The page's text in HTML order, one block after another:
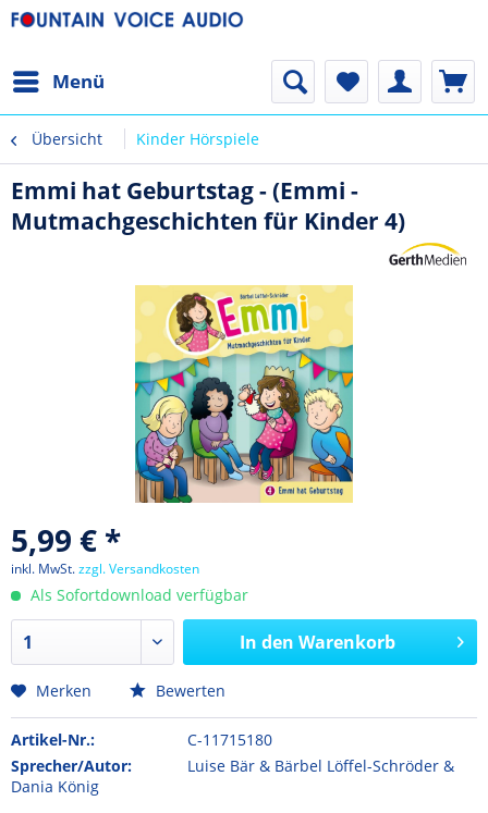
Menü
Übersicht Kinder Hörspiele
Emmi hat Geburtstag - (Emmi -
Mutmachgeschichten für Kinder 4)
5,99 € *
inkl. MwSt.zzgl. Versandkosten
Als Sofortdownload verfügbar
In den Warenkorb
Merken Bewerten
Artikel-Nr.:
C-11715180
Sprecher/Autor:
Luise Bär & Bärbel Löffel-Schröder &
Dania König